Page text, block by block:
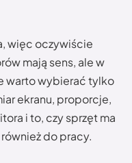
więc oczywiście
mają sens, ale w
warto wybierać tylko
ekranu, proporcje,
i to, czy sprzęt ma
do pracy.